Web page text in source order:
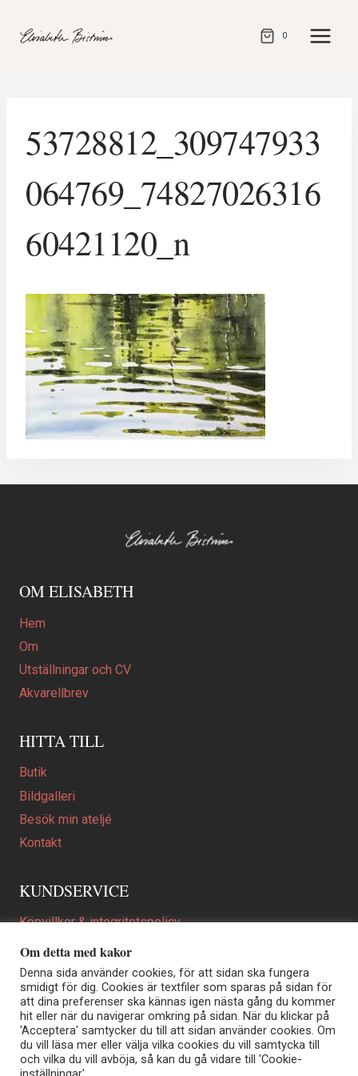
direkt
0
53728812_309747933
064769_74827026316
60421120_n
OM ELISABETH
Hem
Om
Utställningar och CV
Akvarellbrev
HITTA TILL
Butik
Bildgalleri
Besök min ateljé
Kontakt
KUNDSERVICE
Köpvillkor & integritetspolicy
Att beställa ett personligt utformat konstverk
En personligare gåva
FAQ
Elisabeth Biström | Akvarellkonstnär | Norrtälje
Sjöängstorpet AB, org.nr 556373-5447
Om detta med kakor
Denna sida använder cookies, för att sidan ska fungera
smidigt för dig. Cookies är textfiler som sparas på sidan för
att dina preferenser ska kännas igen nästa gång du kommer
hit eller när du navigerar omkring på sidan. När du klickar på
'Acceptera' samtycker du till att sidan använder cookies. Om
du vill läsa mer eller välja vilka cookies du vill samtycka till
och vilka du vill avböja, så kan du gå vidare till 'Cookie-